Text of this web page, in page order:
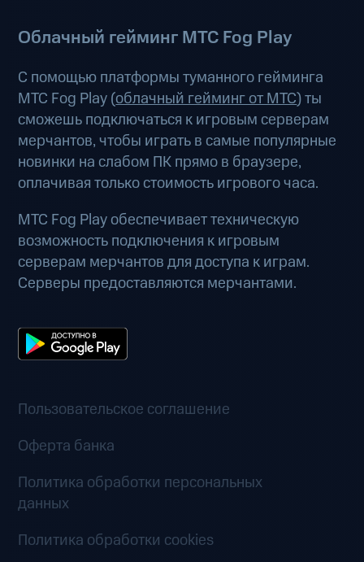
Облачный гейминг МТС Fog Play
С помощью платформы туманного гейминга
МТС Fog Play (облачный гейминг от МТС) ты
сможешь подключаться к игровым серверам
мерчантов, чтобы играть в самые популярные
новинки на слабом ПК прямо в браузере,
оплачивая только стоимость игрового часа.
МТС Fog Play обеспечивает техническую
возможность подключения к игровым
серверам мерчантов для доступа к играм.
Серверы предоставляются мерчантами.
Пользовательское соглашение
Оферта банка
Политика обработки персональных
данных
Политика обработки cookies